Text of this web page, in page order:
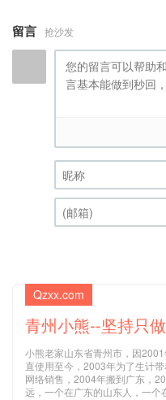
留言 抢沙发
昵称 (必填)
Qzxx.com
青州小熊--坚持只
小熊老家山东省青州市，因
直使用至今，2003年为了生计
网络销售，2004年搬到广东，
远，一个在广东的山东人，一个